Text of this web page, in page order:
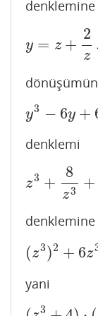
y = z +
2
z
y= z+2z…
y3 − 6y +
y3 −6y+6
denklemi
z3 +
8
z3 +
z3 +8z 3+
(z3)2 + 6z
(z 3)2 +6z
yani
3